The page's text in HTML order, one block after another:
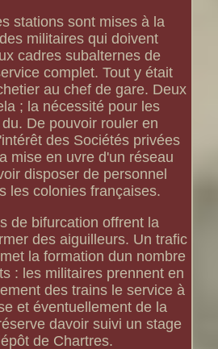
stations sont mises à la
militaires qui doivent
cadres subalternes de
complet. Tout y était
au chef de gare. Deux
; la nécessité pour les
De pouvoir rouler en
des Sociétés privées
mise en uvre d'un réseau
disposer de personnel
les colonies françaises.
de bifurcation offrent la
des aiguilleurs. Un trafic
la formation dun nombre
: les militaires prennent en
des trains le service à
et éventuellement de la
davoir suivi un stage
de Chartres.